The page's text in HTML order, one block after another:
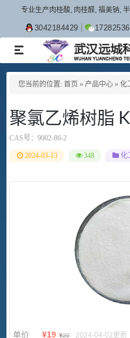
专业生产肉桂酸, 肉桂醛, 福美钠,
3042184429
TOGGLE
NAVIGATION
您当前的位置: 首页 » 产品中心 » 化
聚氯乙烯树脂
CAS号： 9002-86-2
2024-03-13 348 化
单价 ¥19 ¥20 2024-04-02更新